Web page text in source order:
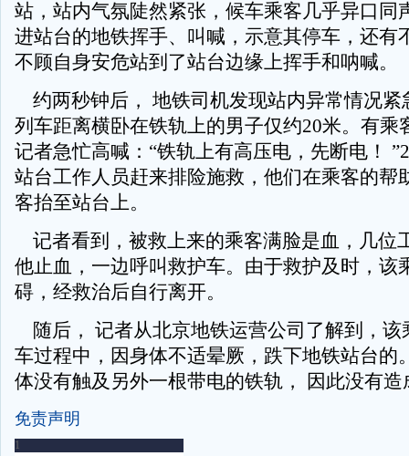
站，站内气氛陡然紧张，候车乘客几乎异口同
进站台的地铁挥手、叫喊，示意其停车，还有
不顾自身安危站到了站台边缘上挥手和呐喊。
约两秒钟后， 地铁司机发现站内异常情况紧
列车距离横卧在铁轨上的男子仅约20米。有乘
记者急忙高喊：“铁轨上有高压电，先断电！
站台工作人员赶来排险施救，他们在乘客的帮
客抬至站台上。
记者看到，被救上来的乘客满脸是血，几位
他止血，一边呼叫救护车。由于救护及时，该
碍，经救治后自行离开。
随后， 记者从北京地铁运营公司了解到，该
车过程中，因身体不适晕厥，跌下地铁站台的
体没有触及另外一根带电的铁轨， 因此没有
免责声明